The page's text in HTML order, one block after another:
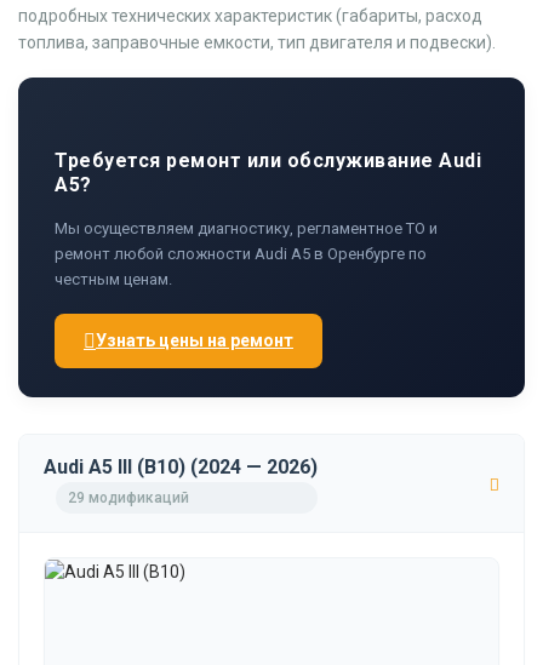
подробных технических характеристик (габариты, расход
топлива, заправочные емкости, тип двигателя и подвески).
Требуется ремонт или обслуживание Audi
A5?
Мы осуществляем диагностику, регламентное ТО и
ремонт любой сложности Audi A5 в Оренбурге по
честным ценам.
Узнать цены на ремонт
Audi A5 III (B10) (2024 — 2026)
29 модификаций